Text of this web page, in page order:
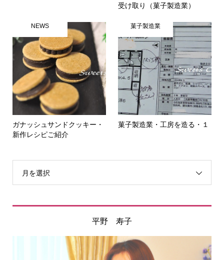
受け取り（菓子製造業）
NEWS
ガナッシュサンドクッキー・
新作レシピご紹介
菓子製造業
菓子製造業・工房を造る・１
月を選択
平野 寿子